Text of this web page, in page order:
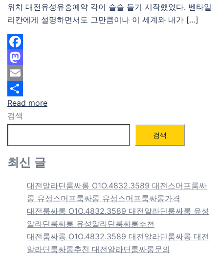
위치 대전유성유흥예약 각이 슬슬 들기 시작했었다. 벤타일
리칸에게 설명하면서도 그만큼이나 이 세계와 내가 […]
Facebook
Mastodon
Email
Share
Read more
검색
검색
최신 글
대전알라딘룸싸롱 O1O.4832.3589 대전스머프룸싸
롱 유성스머프룸싸롱 유성스머프룸싸롱가격
대전룸싸롱 O1O.4832.3589 대전알라딘룸싸롱 유성
알라딘룸싸롱 유성알라딘룸싸롱추천
대전룸싸롱 O1O.4832.3589 대전알라딘룸싸롱 대전
알라딘룸싸롱추천 대전알라딘룸싸롱문의